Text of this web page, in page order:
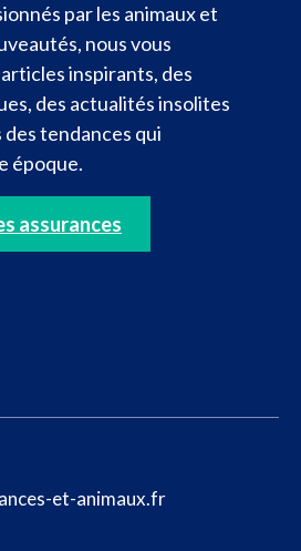
par les animaux et
nous vous
inspirants, des
des actualités insolites
des tendances qui
époque.
assurances
et-animaux.fr